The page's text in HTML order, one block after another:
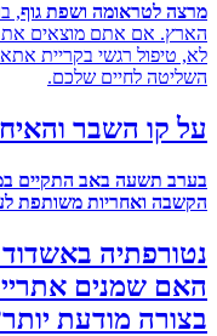
לטראומה ושפת גוף, בעלת
אם אתם מוצאים את
רגשי בקריית אתא
לחיים שלכם.
השבר והאיחוי
באב התקיים
ואחריות משותפת
באשדוד
שמנים אתריים
מודעת יותר?